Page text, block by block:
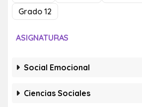
Grado 12
ASIGNATURAS
Social Emocional
Ciencias Sociales